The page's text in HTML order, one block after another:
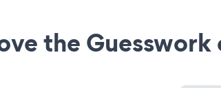
the